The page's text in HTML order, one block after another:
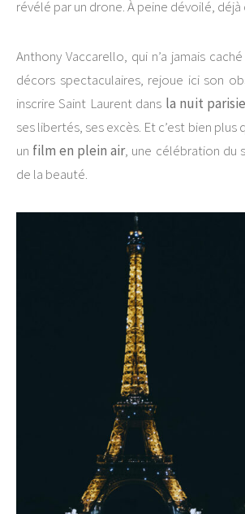
révélé par un drone. À peine dévoilé, déjà
Anthony Vaccarello, qui n’a jamais
décors spectaculaires, rejoue ici son
inscrire Saint Laurent dans la nuit
ses libertés, ses excès. Et c’est bien plus
un film en plein air, une célébration du
de la beauté.